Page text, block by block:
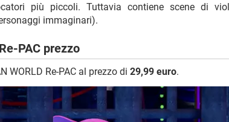
più piccoli. Tuttavia contiene scene di
immaginari).
PAC prezzo
WORLD Re-PAC al prezzo di 29,99 euro.